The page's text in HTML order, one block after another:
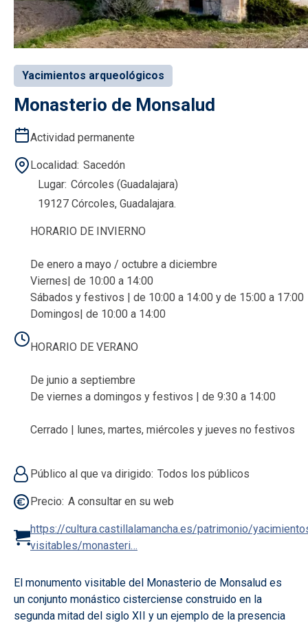
Yacimientos arqueológicos
Monasterio de Monsalud
Actividad permanente
Localidad Sacedón
Lugar Córcoles (Guadalajara)
19127 Córcoles, Guadalajara.
HORARIO DE INVIERNO
De enero a mayo / octubre a diciembre
Viernes| de 10:00 a 14:00
Sábados y festivos | de 10:00 a 14:00 y de 15:00 a 17:00
Domingos| de 10:00 a 14:00
HORARIO DE VERANO
De junio a septiembre
De viernes a domingos y festivos | de 9:30 a 14:00
Cerrado | lunes, martes, miércoles y jueves no festivos
Público al que va dirigido Todos los públicos
Precio A consultar en su web
https://cultura.castillalamancha.es/patrimonio/
visitables/monasteri…
El monumento visitable del Monasterio de Monsalud es
un conjunto monástico cisterciense construido en la
segunda mitad del siglo XII y un ejemplo de la presencia